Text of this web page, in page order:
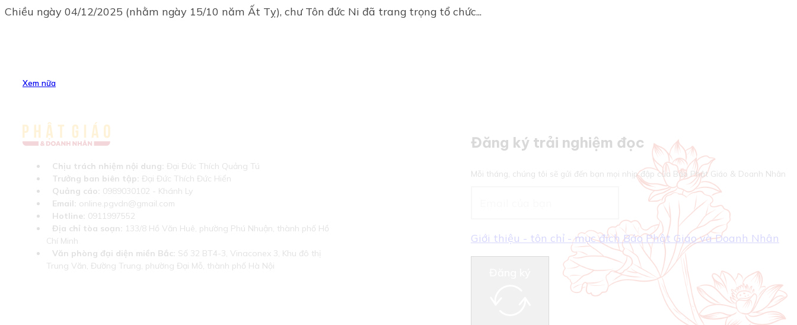
Chiều ngày 04/12/2025 (nhằm ngày 15/10 năm Ất Tỵ), chư Tôn đức Ni đã trang trọng tổ chức...
Xem nữa
Chịu trách nhiệm nội dung: Đại Đức Thích Quảng Tú
Trưởng ban biên tập: Đại Đức Thích Đức Hiển
Quảng cáo: 0989030102 - Khánh Ly
Email: online.pgvdn@gmail.com
Hotline: 0911997552
Địa chỉ tòa soạn: 133/8 Hồ Văn Huê, phường Phú Nhuận, thành phố Hồ
Chí Minh
Văn phòng đại diện miền Bắc: Số 32 BT4-3, Vinaconex 3, Khu đô thị
Trung Văn, Đường Trung, phường Đại Mỗ, thành phố Hà Nội
Đăng ký trải nghiệm đọc
Mỗi tháng, chúng tôi sẽ gửi đến bạn mọi nhịp đập của Báo Phật Giáo & Doanh Nhân
Giới thiệu - tôn chỉ - mục đích Báo Phật Giáo và Doanh Nhân